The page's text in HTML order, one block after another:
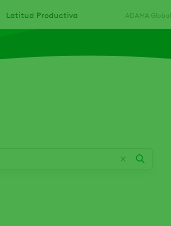
Latitud Productiva ADAMA Global